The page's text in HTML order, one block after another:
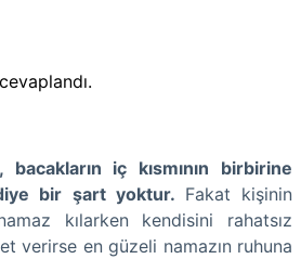
bacakların iç kısmının birbirine
bir şart yoktur. Fakat kişinin
kılarken kendisini rahatsız
verirse en güzeli namazın ruhuna